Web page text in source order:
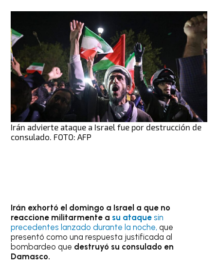
Irán advierte ataque a Israel fue por destrucción de
consulado. FOTO: AFP
Irán exhortó el domingo a Israel a que no
reaccione militarmente a su ataque sin
precedentes lanzado durante la noche,que
presentó como una respuesta justificada al
bombardeo que destruyó su consulado en
Damasco.